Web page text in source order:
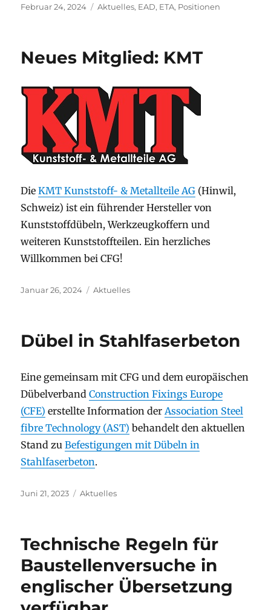
Veröffentlicht
Februar 24, 2024 Kategorien
Aktuelles, EAD, ETA, Positionen
Neues Mitglied: KMT
DieKMT Kunststoff- & Metallteile AG (Hinwil,
Schweiz) ist ein führender Hersteller von
Kunststoffdübeln, Werkzeugkoffern und
weiteren Kunststoffteilen. Ein herzliches
Willkommen bei CFG!
Veröffentlicht
Januar 26, 2024 Kategorien
Aktuelles
Dübel in Stahlfaserbeton
Eine gemeinsam mit CFG und dem europäischen
DübelverbandConstruction Fixings Europe
(CFE) erstellte Information derAssociation Steel
fibre Technology (AST) behandelt den aktuellen
Stand zuBefestigungen mit Dübeln in
Stahlfaserbeton.
Veröffentlicht
Juni 21, 2023 Kategorien
Aktuelles
Technische Regeln für
Baustellenversuche in
englischer Übersetzung